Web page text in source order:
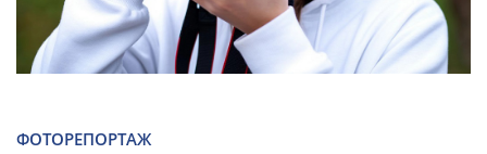
ФОТОРЕПОРТАЖ